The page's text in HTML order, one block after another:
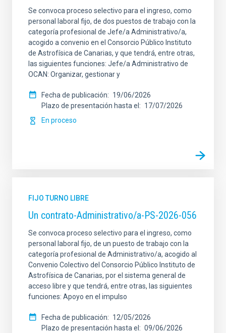
Se convoca proceso selectivo para el ingreso, como
personal laboral fijo, de dos puestos de trabajo con la
categoría profesional de Jefe/a Administrativo/a,
acogido a convenio en el Consorcio Público Instituto
de Astrofísica de Canarias, y que tendrá, entre otras,
las siguientes funciones: Jefe/a Administrativo de
OCAN: Organizar, gestionar y
Fecha de publicación
19/06/2026
Plazo de presentación hasta el
17/07/2026
En proceso
FIJO TURNO LIBRE
Un contrato-Administrativo/a-PS-2026-056
Se convoca proceso selectivo para el ingreso, como
personal laboral fijo, de un puesto de trabajo con la
categoría profesional de Administrativo/a, acogido al
Convenio Colectivo del Consorcio Público Instituto de
Astrofísica de Canarias, por el sistema general de
acceso libre y que tendrá, entre otras, las siguientes
funciones: Apoyo en el impulso
Fecha de publicación
12/05/2026
Plazo de presentación hasta el
09/06/2026